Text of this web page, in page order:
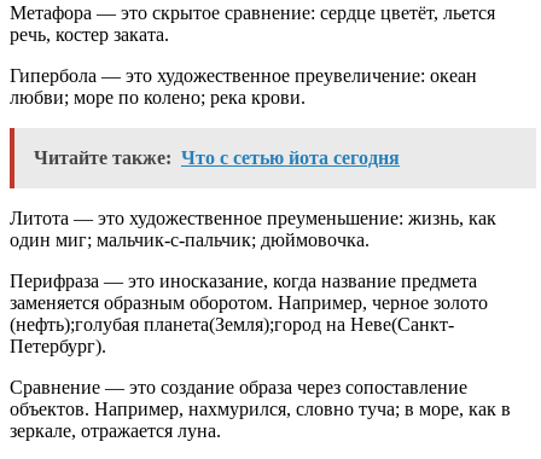
Метафора — это скрытое сравнение: сердце цветёт, льется
речь, костер заката.
Гипербола — это художественное преувеличение: океан
любви; море по колено; река крови.
Читайте также: Что с сетью йота сегодня
Литота — это художественное преуменьшение: жизнь, как
один миг; мальчик-с-пальчик; дюймовочка.
Перифраза — это иносказание, когда название предмета
заменяется образным оборотом. Например, черное золото
(нефть);голубая планета(Земля);город на Неве(Санкт-
Петербург).
Сравнение — это создание образа через сопоставление
объектов. Например, нахмурился, словно туча; в море, как в
зеркале, отражается луна.